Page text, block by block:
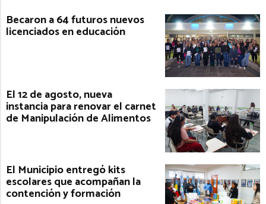
Becaron a 64 futuros nuevos
licenciados en educación
El 12 de agosto, nueva
instancia para renovar el carnet
de Manipulación de Alimentos
El Municipio entregó kits
escolares que acompañan la
contención y formación